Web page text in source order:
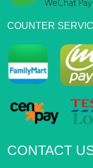
COUNTER
CONTACT